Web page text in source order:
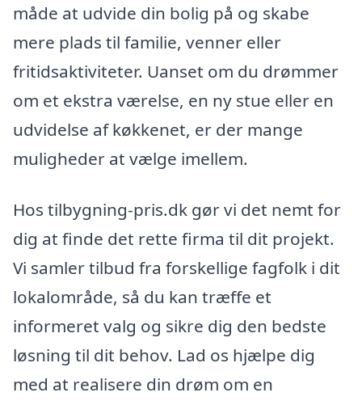
måde at udvide din bolig på og skabe
mere plads til familie, venner eller
fritidsaktiviteter. Uanset om du drømmer
om et ekstra værelse, en ny stue eller en
udvidelse af køkkenet, er der mange
muligheder at vælge imellem.
Hos tilbygning-pris.dk gør vi det nemt for
dig at finde det rette firma til dit projekt.
Vi samler tilbud fra forskellige fagfolk i dit
lokalområde, så du kan træffe et
informeret valg og sikre dig den bedste
løsning til dit behov. Lad os hjælpe dig
med at realisere din drøm om en